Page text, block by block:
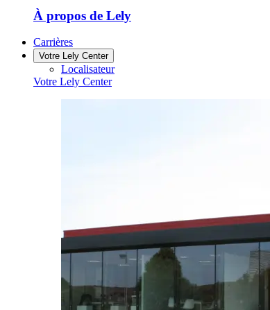
À propos de Lely
Carrières
Votre Lely Center
Localisateur
Votre Lely Center